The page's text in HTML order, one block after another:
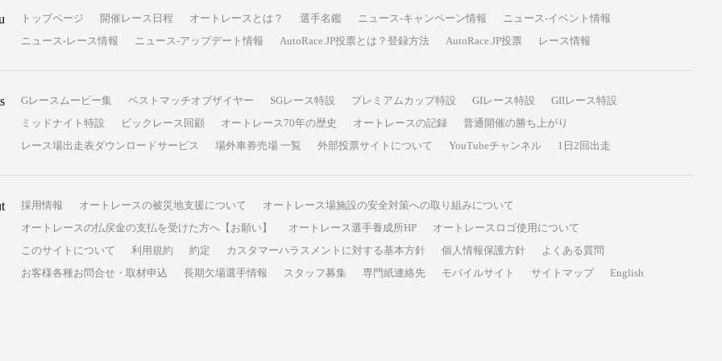
トップページ 開催レース日程 オートレースとは？ 選手名鑑 ニュース-キャンペーン情報
ニュース-イベント情報
ニュース-レース情報
ニュース-アップデート情報 AutoRace.JP投票とは？登録方法 AutoRace.JP投票 レース情報
Gレースムービー集 ベストマッチオブザイヤー SGレース特設 プレミアムカップ特設 GIレース特設
GIIレース特設
ミッドナイト特設
ビックレース回顧 オートレース70年の歴史 オートレースの記録
普通開催の勝ち上がり
レース場出走表ダウンロードサービス
場外車券売場 一覧 外部投票サイトについて YouTubeチャンネル 1日2回出走
採用情報 オートレースの被災地支援について
オートレース場施設の安全対策への取り組みについて
オートレースの払戻金の支払を受けた方へ【お願い】
オートレース選手養成所HP
オートレースロゴ使用について
このサイトについて
利用規約 約定 カスタマーハラスメントに対する基本方針 個人情報保護方針
よくある質問
お客様各種お問合せ・取材申込
長期欠場選手情報 スタッフ募集 専門紙連絡先 モバイルサイト サイトマップ English